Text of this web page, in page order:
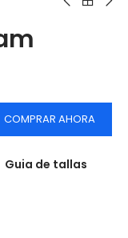
COMPRAR AHORA
Guia de tallas